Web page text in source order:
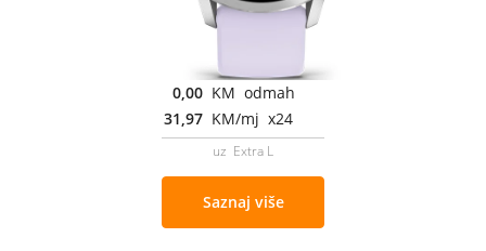
0,00 KM odmah
31,97 KM/mj x24
uz Extra L
Saznaj više